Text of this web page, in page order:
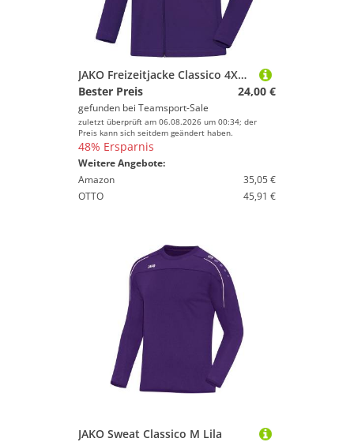
JAKO Freizeitjacke Classico 4XL Lila
Bester Preis
24,00 €
gefunden bei Teamsport-Sale
zuletzt überprüft am 06.08.2026 um 00:34; der
Preis kann sich seitdem geändert haben.
48% Ersparnis
Weitere Angebote:
Amazon
35,05 €
OTTO
45,91 €
JAKO Sweat Classico M Lila